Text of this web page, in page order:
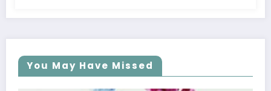
You May Have Missed